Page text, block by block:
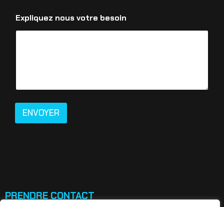
Expliquez nous votre besoin
ENVOYER
PRENDRE CONTACT